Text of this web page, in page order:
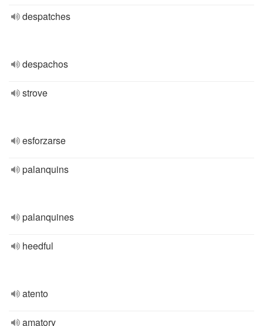
despatches
despachos
strove
esforzarse
palanquins
palanquines
heedful
atento
amatory